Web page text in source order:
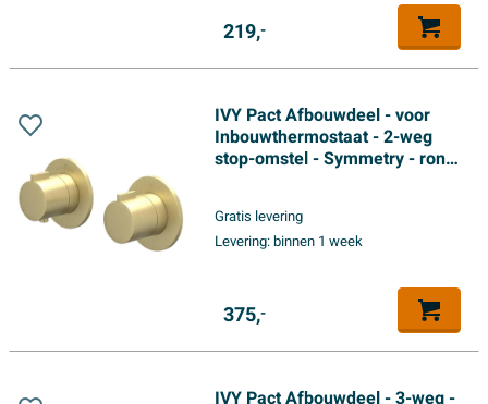
219,-
IVY Pact Afbouwdeel - voor
Inbouwthermostaat - 2-weg
stop-omstel - Symmetry - rond
Gratis levering
Levering:binnen 1 week
375,-